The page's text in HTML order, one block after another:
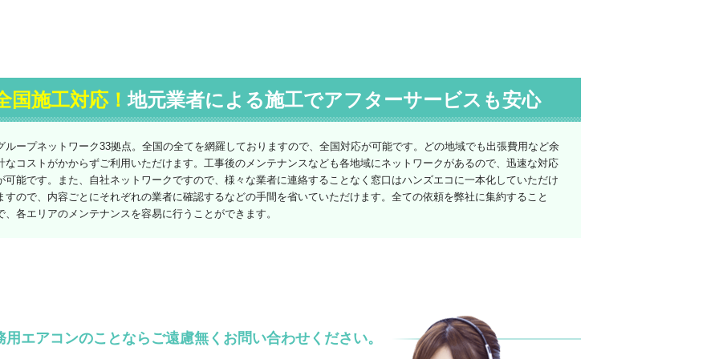
国施工対応！地元業者による施工でアフターサービスも安心
ループネットワーク33拠点。全国の全てを網羅しておりますので、全国対応が可能です。どの地域でも出張費用など余
なコストがかからずご利用いただけます。工事後のメンテナンスなども各地域にネットワークがあるので、迅速な対応
可能です。また、自社ネットワークですので、様々な業者に連絡することなく窓口はハンズエコに一本化していただけ
すので、内容ごとにそれぞれの業者に確認するなどの手間を省いていただけます。全ての依頼を弊社に集約すること
、各エリアのメンテナンスを容易に行うことができます。
用エアコンのことならご遠慮無くお問い合わせください。